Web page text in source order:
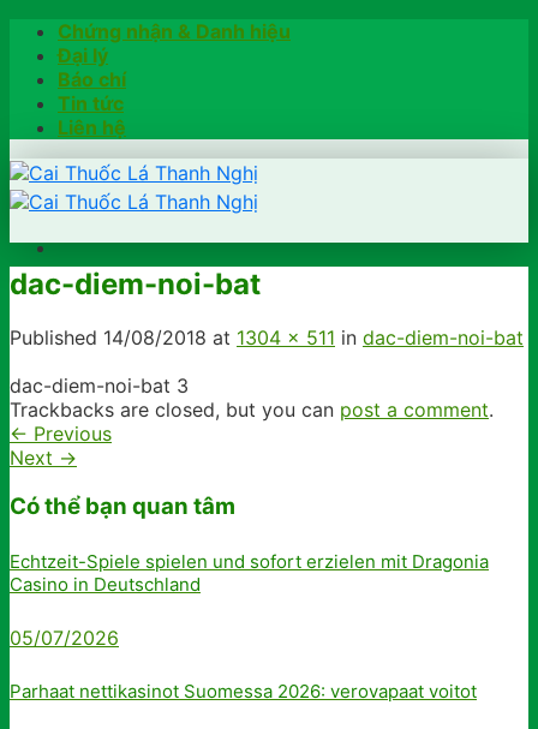
Skip
content
Chứng nhận & Danh hiệu
Đại lý
Báo chí
Tin tức
Liên hệ
Trang chủ
Khách hàng chia sẻ
Đặt hàng
Hotline: 0902791922
dac-diem-noi-bat
Published 14/08/2018 at 1304 × 511 in dac-diem-noi-bat
dac-diem-noi-bat 3
Trackbacks are closed, but you can post a comment.
← Previous
Next →
Có thể bạn quan tâm
Echtzeit-Spiele spielen und sofort erzielen mit Dragonia
Casino in Deutschland
05/07/2026
Parhaat nettikasinot Suomessa 2026: verovapaat voitot